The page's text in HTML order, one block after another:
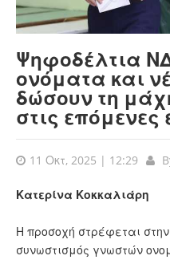
Ψηφοδέλτια
ονόματα και
δώσουν τη
στις επόμενες
11 Οκτ, 2025 | 12:29
Κατερίνα Κοκκαλιάρη
Η προσοχή στρέφεται
συνωστισμός γνωστών